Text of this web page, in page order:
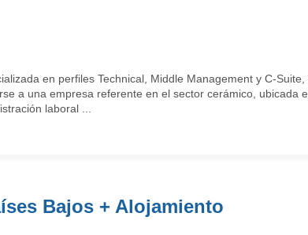
en perfiles Technical, Middle Management y C-Suite,
a una empresa referente en el sector cerámico, ubicada
laboral ...
Bajos + Alojamiento